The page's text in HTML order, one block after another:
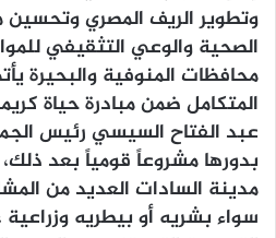
وتطوير الريف المصري
الصحية والوعي التثقيفي
محافظات المنوفية والبحيرة
المتكامل ضمن مبادرة حياة
عبد الفتاح السيسي رئيس
بدورها مشروعاً قومياً بعد
مدينة السادات العديد من
سواء بشريه أو بيطريه